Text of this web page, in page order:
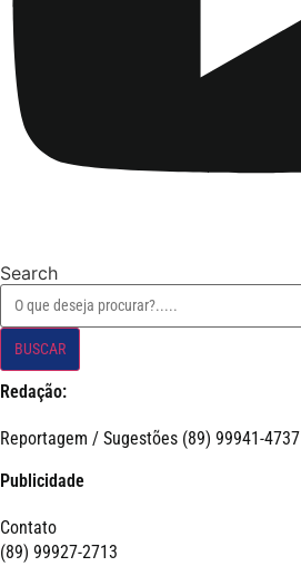
Search
BUSCAR
Redação:
Reportagem / Sugestões (89) 99941-4737
Publicidade
Contato
(89) 99927-2713